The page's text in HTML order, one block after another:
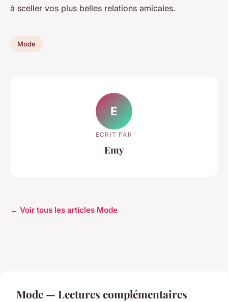
à sceller vos plus belles relations amicales.
Mode
E
ECRIT PAR
Emy
← Voir tous les articles Mode
Mode — Lectures complémentaires